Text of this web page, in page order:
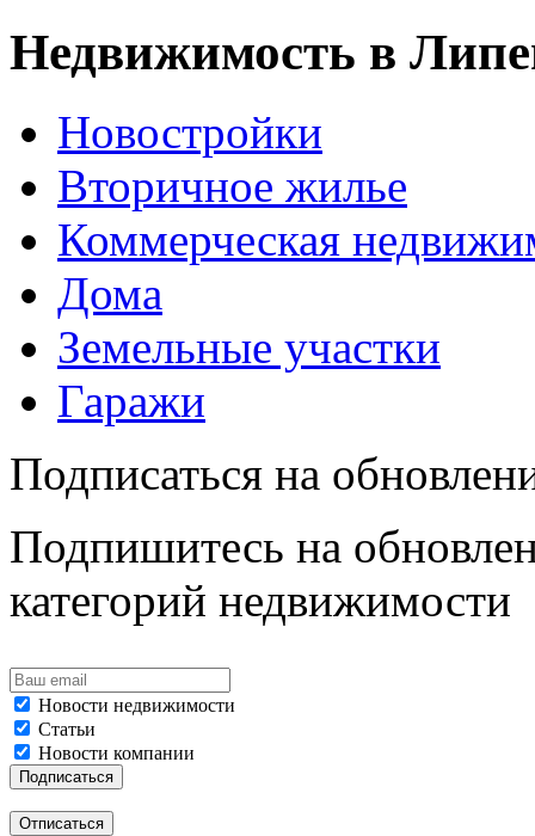
Недвижимость в
Новостройки
Вторичное жилье
Коммерческая
Дома
Земельные участки
Гаражи
Подписаться на
Подпишитесь на
категорий недвижимости
Новости недвижимости
Статьи
Новости компании